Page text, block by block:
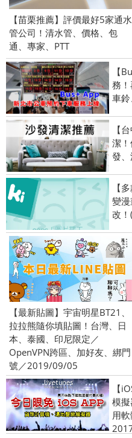
【苗栗推薦】評價最好5家通水
管公司！清水管、價格、包
通、專家、PTT
【
務
車
【
潔
發
【
變
改
【最新貼圖】宇宙明星BT21、
拉拉熊隨你填貼圖！台灣、日
本、泰國、印尼限定／
OpenVPN跨區、加好友、綁門
號／2019/09/05
【
模
用